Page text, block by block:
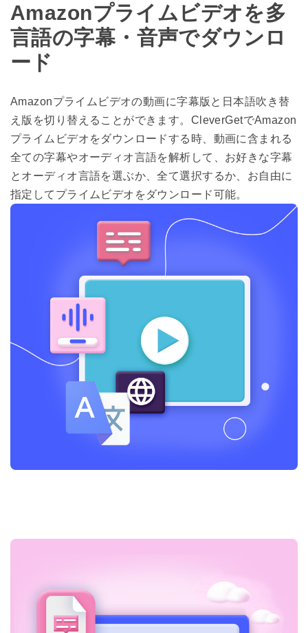
Amazonプライムビデオを多
言語の字幕・音声でダウンロ
ード
Amazonプライムビデオの動画に字幕版と日本語吹き替
え版を切り替えることができます。CleverGetでAmazon
プライムビデオをダウンロードする時、動画に含まれる
全ての字幕やオーディオ言語を解析して、お好きな字幕
とオーディオ言語を選ぶか、全て選択するか、お自由に
指定してプライムビデオをダウンロード可能。